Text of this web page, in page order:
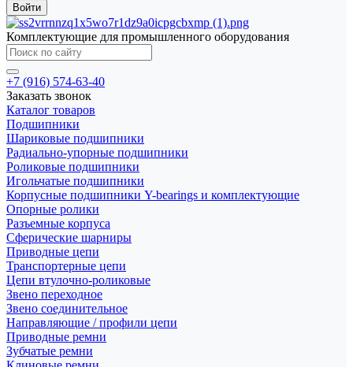
Комплектующие для промышленного оборудования
+7 (916) 574-63-40
Заказать звонок
Каталог товаров
Подшипники
Шариковые подшипники
Радиально-упорные подшипники
Роликовые подшипники
Игольчатые подшипники
Корпусные подшипники Y-bearings и комплектующие
Опорные ролики
Разъемные корпуса
Сферические шарниры
Приводные цепи
Транспортерные цепи
Цепи втулочно-роликовые
Звено переходное
Звено соединительное
Направляющие / профили цепи
Приводные ремни
Зубчатые ремни